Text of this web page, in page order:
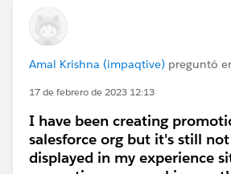
Amal Krishna (impaqtive) preguntó
17 de febrero de 2023 12:13
I have been creating
salesforce org but it's still
displayed in my experience